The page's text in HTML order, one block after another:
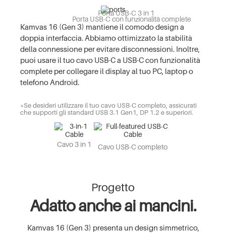
Porta USB-C 3 in 1
Porta USB-C con funzionalità complete
Kamvas 16 (Gen 3) mantiene il comodo design a
doppia interfaccia. Abbiamo ottimizzato la stabilità
della connessione per evitare disconnessioni. Inoltre,
puoi usare il tuo cavo USB-C a USB-C con funzionalità
complete per collegare il display al tuo PC, laptop o
telefono Android.
*Se desideri utilizzare il tuo cavo USB-C completo, assicurati
che supporti gli standard USB 3.1 Gen1, DP 1.2 e superiori.
Cavo 3 in 1 Cavo USB-C completo
Progetto
Adatto anche ai mancini.
Kamvas 16 (Gen 3) presenta un design simmetrico,